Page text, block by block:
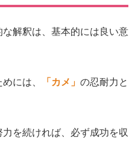
解釈は、基本的には良い意
には、 「カメ」 の忍耐力と
を続ければ、必ず成功を収